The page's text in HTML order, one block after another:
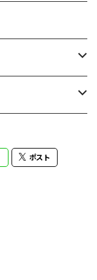
ポスト